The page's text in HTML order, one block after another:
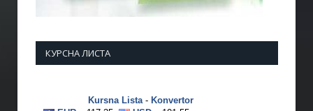
КУРСНА ЛИСТА